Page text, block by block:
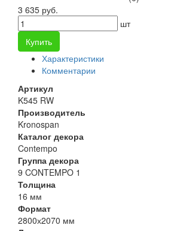
3 635 руб.
шт
Купить
Характеристики
Комментарии
Артикул
K545 RW
Производитель
Kronospan
Каталог декора
Contempo
Группа декора
9 CONTEMPO 1
Толщина
16 мм
Формат
2800х2070 мм